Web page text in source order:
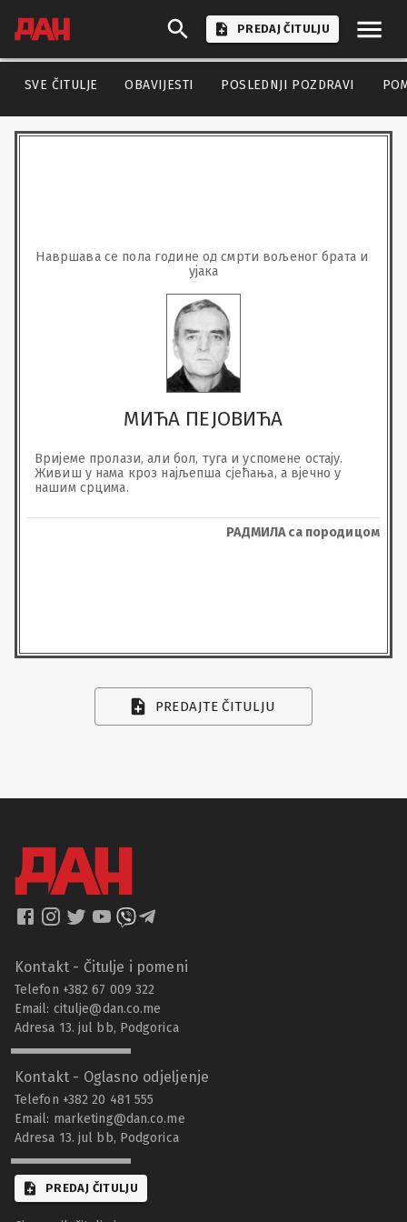
PREDAJ ČITULJU
SVE ČITULJE OBAVIJESTI POSLEDNJI POZDRAVI
Навршава се пола године од смрти вољеног брата и
ујака
МИЋА ПЕЈОВИЋА
Вријеме пролази, али бол, туга и успомене остају.
Живиш у нама кроз најљепша сјећања, а вјечно у
нашим срцима.
РАДМИЛА са породицом
PREDAJTE ČITULJU
Kontakt - Čitulje i pomeni
Telefon +382 67 009 322
Email: citulje@dan.co.me
Adresa 13. jul bb, Podgorica
Kontakt - Oglasno odjeljenje
Telefon +382 20 481 555
Email: marketing@dan.co.me
Adresa 13. jul bb, Podgorica
PREDAJ ČITULJU